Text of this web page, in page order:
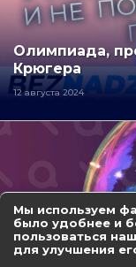
Олимпиада,
Крюгера
12 августа 2024
Мы используем
было удобнее и
пользоваться
для улучшения